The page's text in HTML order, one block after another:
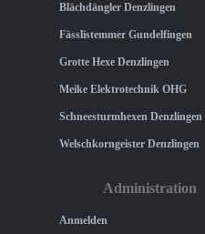
Blächdängler Denzlingen
Fässlistemmer Gundelfingen
Grotte Hexe Denzlingen
Meike Elektrotechnik OHG
Schneesturmhexen Denzlingen
Welschkorngeister Denzlingen
Administration
Anmelden